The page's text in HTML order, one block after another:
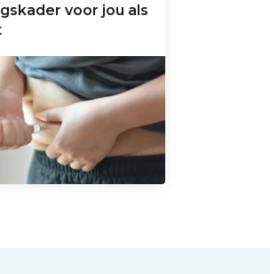
voor jou als